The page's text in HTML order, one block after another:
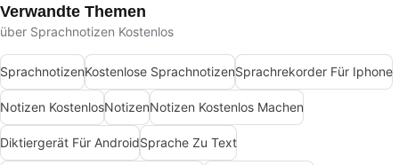
Verwandte Themen
über Sprachnotizen Kostenlos
SprachnotizenKostenlose SprachnotizenSprachrekorder Für Iphone
Notizen KostenlosNotizenNotizen Kostenlos Machen
Diktiergerät Für AndroidSprache Zu Text